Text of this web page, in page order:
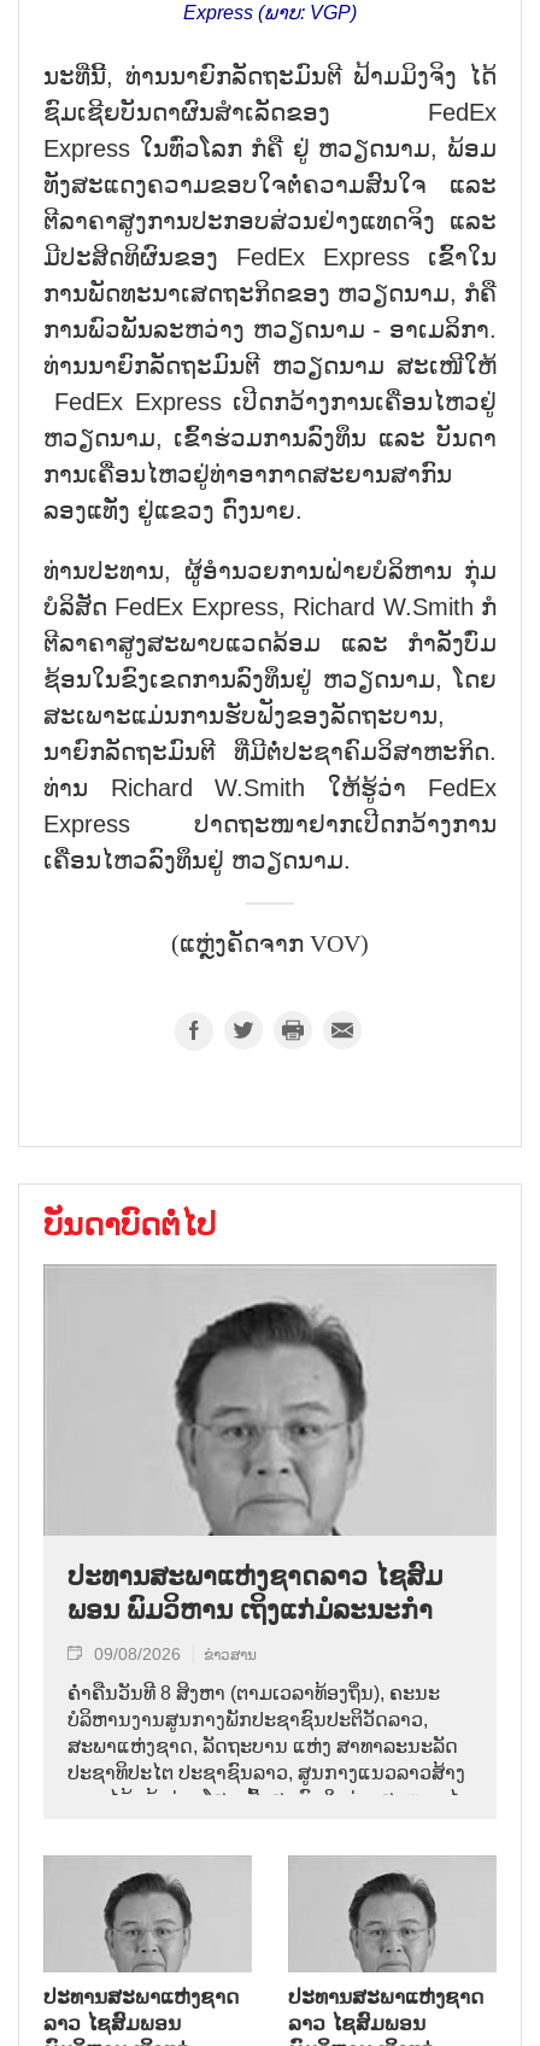
Express (ພາບ: VGP)
ນະທີ່ນີ້, ທ່ານນາຍົກລັດຖະມົນຕີ ຟ້າມມິງຈິງ ໄດ້
ຊົມເຊີຍບັນດາຜົນສຳເລັດຂອງ FedEx
Express ໃນທົ່ວໂລກ ກໍຄື ຢູ່ ຫວຽດນາມ, ພ້ອມ
ທັງສະແດງຄວາມຂອບໃຈຕໍ່ຄວາມສົນໃຈ ແລະ
ຕີລາຄາສູງການປະກອບສ່ວນຢ່າງແທດຈິງ ແລະ
ມີປະສິດທິຜົນຂອງ FedEx Express ເຂົ້າໃນ
ການພັດທະນາເສດຖະກິດຂອງ ຫວຽດນາມ, ກໍຄື
ການພົວພັນລະຫວ່າງ ຫວຽດນາມ - ອາເມລິກາ.
ທ່ານນາຍົກລັດຖະມົນຕີ ຫວຽດນາມ ສະເໜີໃຫ້
FedEx Express ເປີດກວ້າງການເຄື່ອນໄຫວຢູ່
ຫວຽດນາມ, ເຂົ້າຮ່ວມການລົງທຶນ ແລະ ບັນດາ
ການເຄື່ອນໄຫວຢູ່ທ່າອາກາດສະຍານສາກົນ
ລອງແທັ່ງ ຢູ່ແຂວງ ດົ່ງນາຍ.
ທ່ານປະທານ, ຜູ້ອຳນວຍການຝ່າຍບໍລິຫານ ກຸ່ມ
ບໍລິສັດ FedEx Express, Richard W.Smith ກໍ
ຕີລາຄາສູງສະພາບແວດລ້ອມ ແລະ ກຳລັງບົ່ມ
ຊ້ອນໃນຂົງເຂດການລົງທຶນຢູ່ ຫວຽດນາມ, ໂດຍ
ສະເພາະແມ່ນການຮັບຟັງຂອງລັດຖະບານ,
ນາຍົກລັດຖະມົນຕີ ທີ່ມີຕໍ່ປະຊາຄົມວິສາຫະກິດ.
ທ່ານ Richard W.Smith ໃຫ້ຮູ້ວ່າ FedEx
Express ປາດຖະໜາຢາກເປີດກວ້າງການ
ເຄື່ອນໄຫວລົງທຶນຢູ່ ຫວຽດນາມ.
(ແຫຼ່ງຄັດຈາກ VOV)
ບັນດາບົດຕໍ່ໄປ
ປະທານສະພາແຫ່ງຊາດລາວ ໄຊສົມ
ພອນ ພົມວິຫານ ເຖິງແກ່ມໍລະນະກຳ
09/08/2026 ຂ່າວສານ
ຄ່ຳຄືນວັນທີ 8 ສິງຫາ (ຕາມເວລາທ້ອງຖິ່ນ), ຄະນະ
ບໍລິຫານງານສູນກາງພັກປະຊາຊົນປະຕິວັດລາວ,
ສະພາແຫ່ງຊາດ, ລັດຖະບານ ແຫ່ງ ສາທາລະນະລັດ
ປະຊາທິປະໄຕ ປະຊາຊົນລາວ, ສູນກາງແນວລາວສ້າງ
ຊາດ ໄດ້ແຈ້ງຂ່າວໂສກເສົ້າສະຫຼົດໃຈວ່າ: ສະຫາຍ ໄຊ
ໄດ້ເຖິງແກ່ມໍລະນະກຳ ໃນອາຍຸ 70 ປີ, ຫຼັງຈາກປ່ວຍ
ຮ້າຍແຮງມາເປັນໄລຍະໜຶ່ງ.
ປະທານສະພາແຫ່ງຊາດ
ລາວ ໄຊສົມພອນ
ປະທານສະພາແຫ່ງຊາດ
ລາວ ໄຊສົມພອນ